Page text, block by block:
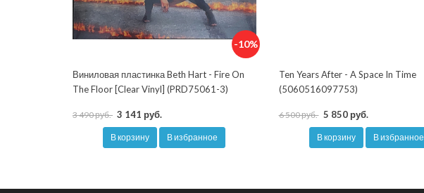
-10%
Виниловая пластинка Beth Hart - Fire On
The Floor [Clear Vinyl] (PRD75061-3)
3 490 руб. 3 141 руб.
В корзину В избранное
Ten Years After - A Space In Time
(5060516097753)
6 500 руб. 5 850 руб.
В корзину В избранное